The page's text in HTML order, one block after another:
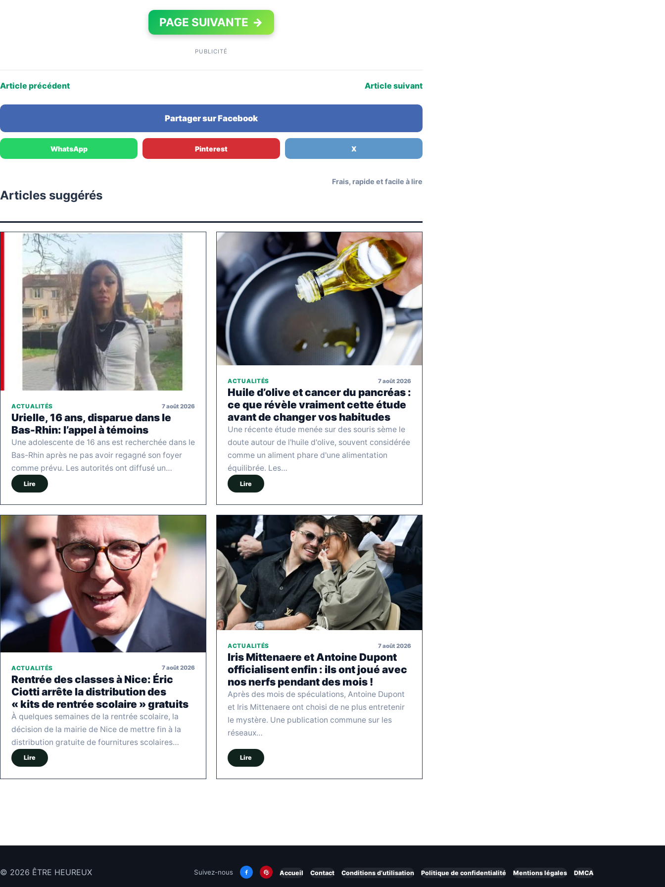
PAGE SUIVANTE →
PUBLICITÉ
Article précédent Article suivant
Partager sur Facebook
WhatsApp Pinterest X
Articles suggérés
Frais, rapide et facile à lire
ACTUALITÉS 7 août 2026
Urielle, 16 ans, disparue dans le
Bas-Rhin: l’appel à témoins
Une adolescente de 16 ans est recherchée dans le
Bas-Rhin après ne pas avoir regagné son foyer
comme prévu. Les autorités ont diffusé un…
Lire
ACTUALITÉS 7 août 2026
Huile d’olive et cancer du pancréas :
ce que révèle vraiment cette étude
avant de changer vos habitudes
Une récente étude menée sur des souris sème le
doute autour de l'huile d'olive, souvent considérée
comme un aliment phare d'une alimentation
équilibrée. Les…
Lire
ACTUALITÉS 7 août 2026
Rentrée des classes à Nice: Éric
Ciotti arrête la distribution des
« kits de rentrée scolaire » gratuits
À quelques semaines de la rentrée scolaire, la
décision de la mairie de Nice de mettre fin à la
distribution gratuite de fournitures scolaires…
Lire
ACTUALITÉS 7 août 2026
Iris Mittenaere et Antoine Dupont
officialisent enfin : ils ont joué avec
nos nerfs pendant des mois !
Après des mois de spéculations, Antoine Dupont
et Iris Mittenaere ont choisi de ne plus entretenir
le mystère. Une publication commune sur les
réseaux…
Lire
© 2026 ÊTRE HEUREUX Suivez-nous Accueil Contact Conditions d’utilisation Politique de confidentialité Mentions légales DMCA